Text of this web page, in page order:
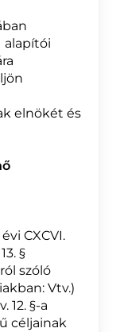
alapítói
elnökét és
CXCVI.
§
szóló
Vtv.)
12. §-a
céljainak